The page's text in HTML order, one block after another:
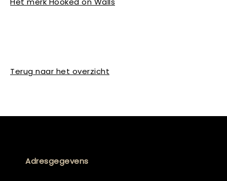
Terug naar het overzicht
Adresgegevens